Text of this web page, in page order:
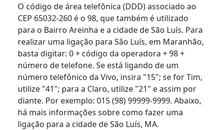
O código de área telefônica (DDD) associado ao
CEP 65032-260 é o 98, que também é utilizado
para o Bairro Areinha e a cidade de São Luís. Para
realizar uma ligação para São Luís, em Maranhão,
basta digitar: 0 + código da operadora + 98 +
número de telefone. Se está ligando de um
número telefônico da Vivo, insira "15"; se for Tim,
utilize "41"; para a Claro, utilize "21" e assim por
diante. Por exemplo: 015 (98) 99999-9999. Abaixo,
há mais informações sobre como fazer uma
ligação para a cidade de São Luís, MA.